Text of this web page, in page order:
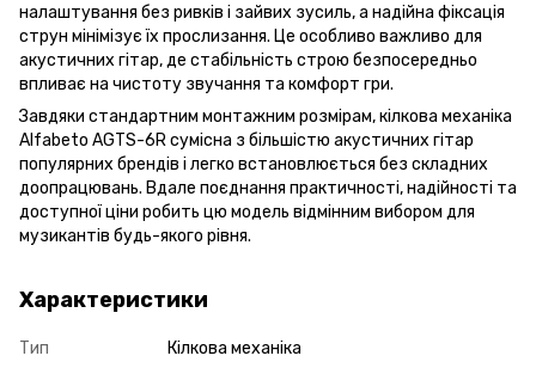
налаштування без ривків і зайвих зусиль, а надійна фіксація
струн мінімізує їх прослизання. Це особливо важливо для
акустичних гітар, де стабільність строю безпосередньо
впливає на чистоту звучання та комфорт гри.
Завдяки стандартним монтажним розмірам, кілкова механіка
Alfabeto AGTS-6R сумісна з більшістю акустичних гітар
популярних брендів і легко встановлюється без складних
доопрацювань. Вдале поєднання практичності, надійності та
доступної ціни робить цю модель відмінним вибором для
музикантів будь-якого рівня.
Характеристики
Тип
Кілкова механіка